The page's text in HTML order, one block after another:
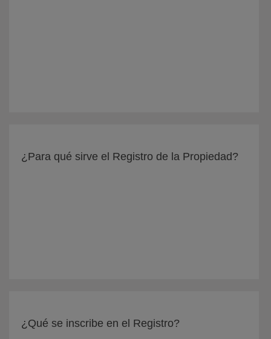
¿Para qué sirve el Registro de la Propiedad?
¿Qué se inscribe en el Registro?